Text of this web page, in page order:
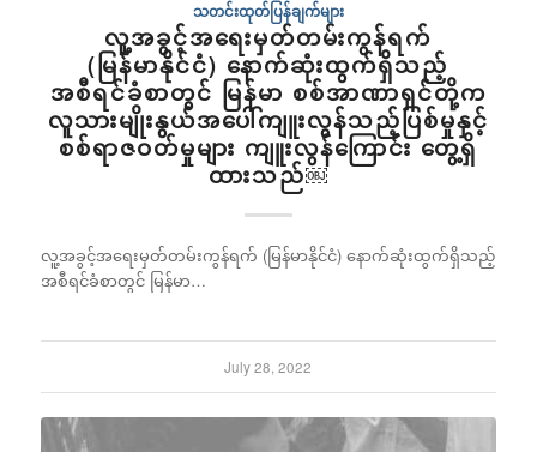
သတင်းထုတ်ပြန်ချက်များ
လူ့အခွင့်အရေးမှတ်တမ်းကွန်ရက်
(မြန်မာနိုင်ငံ) နောက်ဆုံးထွက်ရှိသည့်
အစီရင်ခံစာတွင် မြန်မာ စစ်အာဏာရှင်တို့က
လူသားမျိုးနွယ်အပေါ်ကျူးလွန်သည့်ပြစ်မှုနှင့်
စစ်ရာဇဝတ်မှုများ ကျူးလွန်ကြောင်း တွေ့ရှိ
ထားသည်￼
လူ့အခွင့်အရေးမှတ်တမ်းကွန်ရက် (မြန်မာနိုင်ငံ) နောက်ဆုံးထွက်ရှိသည့်
အစီရင်ခံစာတွင် မြန်မာ…
July 28, 2022